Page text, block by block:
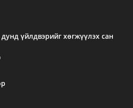
үйлдвэрийг хөгжүүлэх сан